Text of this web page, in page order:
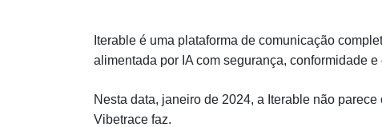
Iterable é uma plataforma de comunicação
alimentada por IA com segurança, conformidade
Nesta data, janeiro de 2024, a Iterable não
Vibetrace faz.